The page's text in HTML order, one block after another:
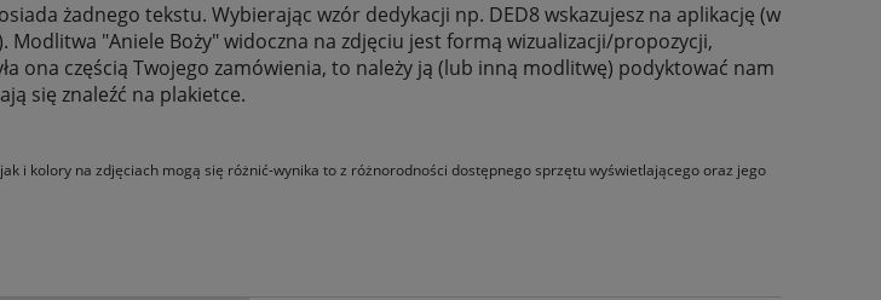
misiem
żadnego tekstu. Wybierając wzór dedykacji np. DED8 wskazujesz na aplikację (w
Modlitwa "Aniele Boży" widoczna na zdjęciu jest formą wizualizacji/propozycji,
ona częścią Twojego zamówienia, to należy ją (lub inną modlitwę) podyktować nam
się znaleźć na plakietce.
i kolory na zdjęciach mogą się różnić-wynika to z różnorodności dostępnego sprzętu wyświetlającego oraz jego